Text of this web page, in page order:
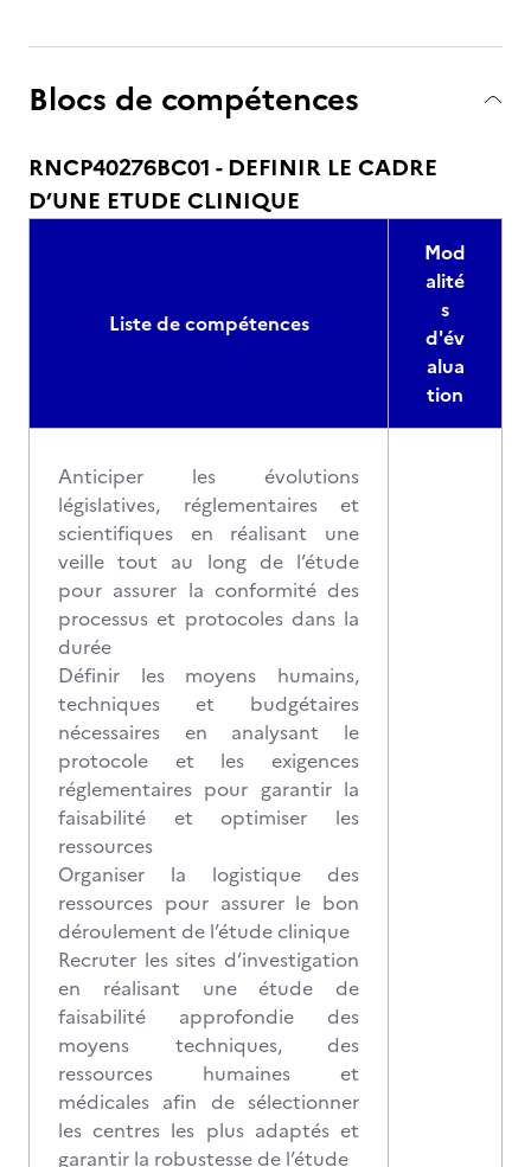
Blocs de compétences
RNCP40276BC01 - DEFINIR LE CADRE
D’UNE ETUDE CLINIQUE
Liste de compétences
Mod
alité
s
d'év
alua
tion
Anticiper les évolutions
législatives, réglementaires et
scientifiques en réalisant une
veille tout au long de l’étude
pour assurer la conformité des
processus et protocoles dans la
durée
Définir les moyens humains,
techniques et budgétaires
nécessaires en analysant le
protocole et les exigences
réglementaires pour garantir la
faisabilité et optimiser les
ressources
Organiser la logistique des
ressources pour assurer le bon
déroulement de l’étude clinique
Recruter les sites d’investigation
en réalisant une étude de
faisabilité approfondie des
moyens techniques, des
ressources humaines et
médicales afin de sélectionner
les centres les plus adaptés et
garantir la robustesse de l’étude